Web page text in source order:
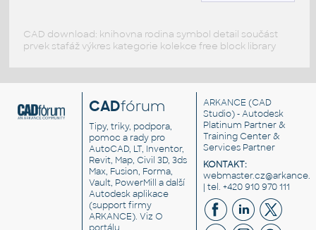
CAD download: knihovna rodina symbol detail součást
prvek stafáž výkres kategorie kolekce free block library
CADfórum
Tipy, triky, podpora,
pomoc a rady pro
AutoCAD, LT, Inventor,
Revit, Map, Civil 3D, 3ds
Max, Fusion, Forma,
Vault, PowerMill a další
Autodesk aplikace
(support firmy
ARKANCE). VizO
ARKANCE (CAD
Studio) - Autodesk
Platinum Partner &
Training Center &
Services Partner
KONTAKT:
| tel. +420 910 970 111